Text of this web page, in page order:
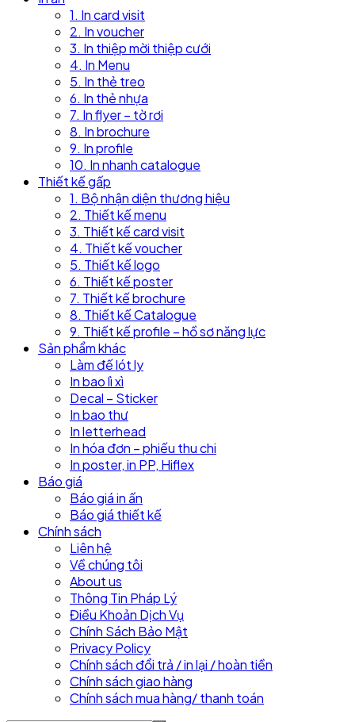
1. In card visit
2. In voucher
3. In thiệp mời thiệp cưới
4. In Menu
5. In thẻ treo
6. In thẻ nhựa
7. In flyer – tờ rơi
8. In brochure
9. In profile
10. In nhanh catalogue
Thiết kế gấp
1. Bộ nhận diện thương hiệu
2. Thiết kế menu
3. Thiết kế card visit
4. Thiết kế voucher
5. Thiết kế logo
6. Thiết kế poster
7. Thiết kế brochure
8. Thiết kế Catalogue
9. Thiết kế profile – hồ sơ năng lực
Sản phẩm khác
Làm đế lót ly
In bao lì xì
Decal – Sticker
In bao thư
In letterhead
In hóa đơn – phiếu thu chi
In poster, in PP, Hiflex
Báo giá
Báo giá in ấn
Báo giá thiết kế
Chính sách
Liên hệ
Về chúng tôi
About us
Thông Tin Pháp Lý
Điều Khoản Dịch Vụ
Chính Sách Bảo Mật
Privacy Policy
Chính sách đổi trả / in lại / hoàn tiền
Chính sách giao hàng
Chính sách mua hàng/ thanh toán